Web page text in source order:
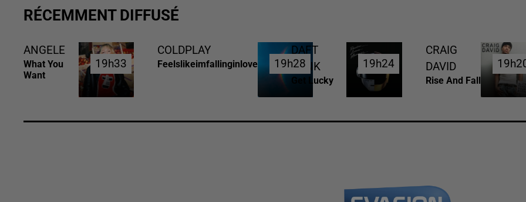
RÉCEMMENT DIFFUSÉ
ANGELE
What You
Want
19h33
19h33
COLDPLAY
Feelslikeimfallinginlove 19h28
19h28
DAFT
PUNK
Get Lucky
19h24
19h24
CRAIG
DAVID
Rise And Fall